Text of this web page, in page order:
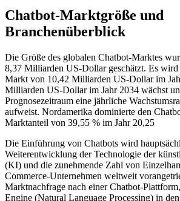
Chatbot-Marktgröße und
Branchenüberblick
Die Größe des globalen Chatbot-Marktes
8,37 Milliarden US-Dollar geschätzt. Es wird
Markt von 10,42 Milliarden US-Dollar im
Milliarden US-Dollar im Jahr 2034 wächst
Prognosezeitraum eine jährliche
aufweist. Nordamerika dominierte den
Marktanteil von 39,55 % im Jahr 20,25
Die Einführung von Chatbots wird
Weiterentwicklung der Technologie der
(KI) und die zunehmende Zahl von
Commerce-Unternehmen weltweit
Marktnachfrage nach einer Chatbot-
Engine (Natural Language Processing) in